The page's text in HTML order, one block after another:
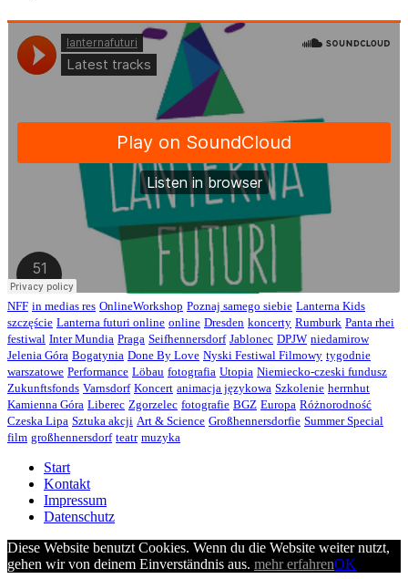
NFF in medias res OnlineWorkshop Poznaj samego siebie Lanterna Kids
szczęście Lanterna futuri online online Dresden koncerty Rumburk Panta rhei
festiwal Inter Mundia Praga Seifhennersdorf Jablonec DPJW niedamirow
Jelenia Góra Bogatynia Done By Love Nyski Festiwal Filmowy tygodnie
warszatowe Performance Löbau fotografia Utopia Niemiecko-czeski fundusz
Zukunftsfonds Varnsdorf Koncert animacja językowa Szkolenie herrnhut
Kamienna Góra Liberec Zgorzelec fotografie BGZ Europa Różnorodność
Czeska Lipa Sztuka akcji Art & Science Großhennersdorfie Summer Special
film großhennersdorf teatr muzyka
Start
Kontakt
Impressum
Datenschutz
Diese Website benutzt Cookies. Wenn du die Website weiter nutzt,
gehen wir von deinem Einverständnis aus. mehr erfahrenOK